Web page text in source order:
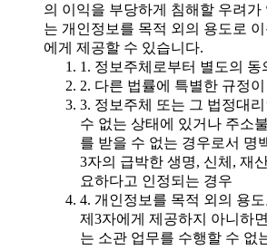
의 이익을 부당하게 침해할 우려가
는 개인정보를 목적 외의 용도로
에게 제공할 수 있습니다.
1. 정보주체로부터 별도의 동
2. 다른 법률에 특별한 규정
3. 정보주체 또는 그 법정대
수 없는 상태에 있거나 주소
를 받을 수 없는 경우로서 명
3자의 급박한 생명, 신체, 재
요하다고 인정되는 경우
4. 개인정보를 목적 외의 용
제3자에게 제공하지 아니하
는 소관 업무를 수행할 수 없